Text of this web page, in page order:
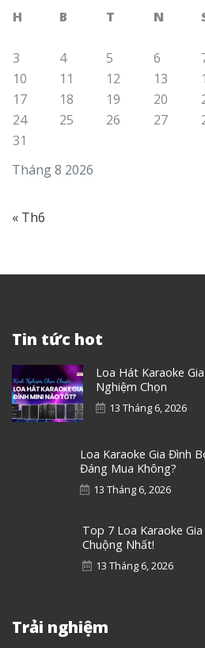
Tháng 8 2026
H B T N
3
4 5 6
10
11 12 13
17
18 19 20
24
25 26 27
31
« Th6
Tin tức hot
Loa Hát Karaoke
Nghiệm Chọn
13 Tháng 6, 2026
Loa Karaoke Gia Đình
Đáng Mua Không?
13 Tháng 6, 2026
Top 7 Loa Karaoke
Chuộng Nhất!
13 Tháng 6, 2026
Trải nghiệm